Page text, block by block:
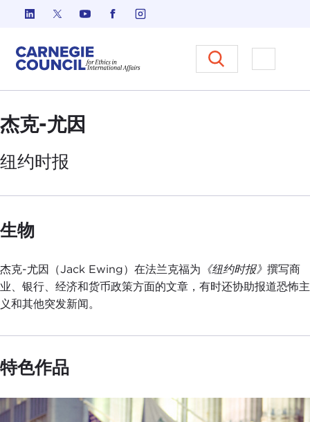
跳至内容
Carnegie Council 国际事务中的
打开菜单
杰克-尤因
纽约时报
生物
杰克-尤因（Jack Ewing）在法兰克福为 《纽约时报》 撰写商
业、银行、经济和货币政策方面的文章，有时还协助报道恐怖主
义和其他突发新闻。
特色作品